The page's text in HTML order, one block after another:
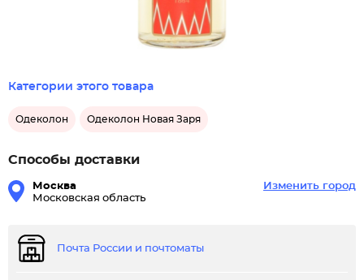
Категории этого товара
Одеколон Одеколон Новая Заря
Способы доставки
Москва
Московская область
Изменить город
Почта России и почтоматы